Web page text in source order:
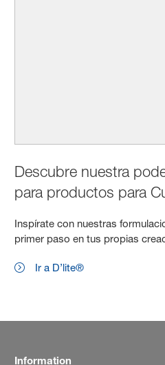
Descubre nuestra
para productos para
Inspírate con nuestras
primer paso en tus propias
Ir a D’lite®
Information